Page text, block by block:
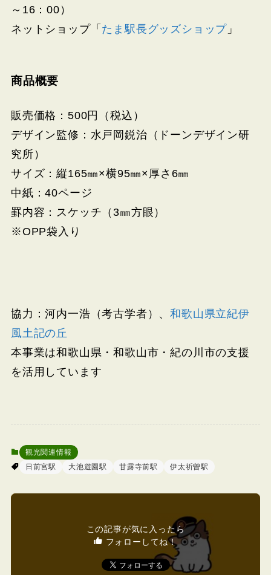
～16：00）
ネットショップ「 たま駅長グッズショップ 」
商品概要
販売価格：500円（税込）
デザイン監修：水戸岡鋭治（ドーンデザイン研
究所）
サイズ：縦165㎜×横95㎜×厚さ6㎜
中紙：40ページ
罫内容：スケッチ（3㎜方眼）
※OPP袋入り
協力：河内一浩（考古学者）、和歌山県立紀伊
風土記の丘
本事業は和歌山県・和歌山市・紀の川市の支援
を活用しています
観光関連情報
日前宮駅
大池遊園駅 甘露寺前駅 伊太祈曽駅
この記事が気に入ったら
フォローしてね！